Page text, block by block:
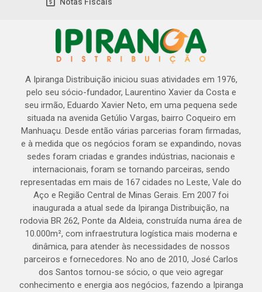
A Ipiranga Distribuição iniciou suas atividades em 1976,
pelo seu sócio-fundador, Laurentino Xavier da Costa e
seu irmão, Eduardo Xavier Neto, em uma pequena sede
situada na avenida Getúlio Vargas, bairro Coqueiro em
Manhuaçu. Desde então várias parcerias foram firmadas,
e à medida que os negócios foram se expandindo, novas
sedes foram criadas e grandes indústrias, nacionais e
internacionais, foram se tornando parceiras, sendo
representadas em mais de 167 cidades no Leste, Vale do
Aço e Região Central de Minas Gerais. Em 2007 foi
inaugurada a atual sede da Ipiranga Distribuição, na
rodovia BR 262, Ponte da Aldeia, construída numa área de
10.000m², com infraestrutura logística mais moderna e
dinâmica, para atender às necessidades de nossos
parceiros e fornecedores. No ano de 2010, José Carlos
dos Santos tornou-se sócio, o que veio agregar
conhecimento e energia aos negócios, fazendo a Ipiranga